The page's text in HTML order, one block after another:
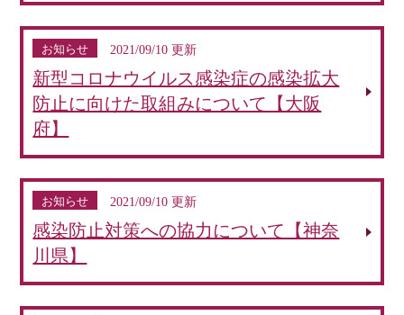
お知らせ 2021/09/10 更新
新型コロナウイルス感染症の感染拡大
防止に向けた取組みについて【大阪
府】
お知らせ 2021/09/10 更新
感染防止対策への協力について【神奈
川県】